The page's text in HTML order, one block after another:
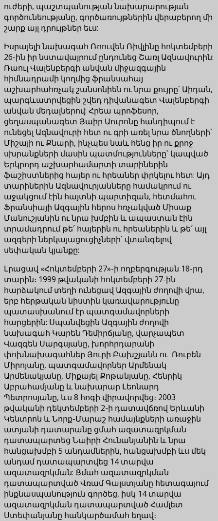
ուժերի, պաշտպանության նախարարության
գործունեությանը, գործառույթներին վերաբերող մի
շարք այլ դրույթներ եւս:
Իսրայելի նախագահ Ռոուվեն Ռիվլինը հոկտեմբերի
26-ին իր նստավայրում ընդունեց Շառլ Ազնավուրին:
Ռաուլ Վալենբերգի անվան միջազգային
հիմնադրամի կողմից ֆրանսահայ
աշխարհահռչակ շանսոնիեն ու նրա քույրը՝ Աիդան,
պարգևատրվեցին շվեդ դիվանագետ Վալենբերգի
անվան մեդալներով: Հրեա պրոֆեսոր,
ցեղասպանագետ Յաիր Աուրոնը հանդիպում է
ունեցել Ազնավուրի հետ ու գրի առել նրա ծնողների՝
Միշայի ու Քնարի, ինչպես նաև հենց իր ու քրոջ
սխրանքների մասին պատմությունները՝ կապված
Երկրորդ աշխարհամարտի տարիներին
ֆաշիստներից հայեր ու հրեաներ փրկելու հետ: Այդ
տարիներին Ազնավուրյանները համակրում ու
աջակցում էին հայտնի պարտիզան, հետմահու
Ֆրանսիայի Ազգային հերոս հռչակված Միսաք
Մանուշյանին ու նրա խմբին և ապաստան էին
տրամադրում թե՛ հայերին ու հրեաներին և թե՛ այլ
ազգերի ներկայացուցիչների՝ վտանգելով
սեփական կյանքը:
Լրացավ «Հոկտեմբերի 27»-ի ողբերգության 18-րդ
տարին։ 1999 թվականի հոկտեմբերի 27-ին
հարձակում տեղի ունեցավ Ազգային ժողովի վրա,
երբ հերթական նիստին կառավարությունը
պատասխանում էր պատգամավորների
հարցերին: Սպանվեցին Ազգային ժողովի
նախագահ Կարեն Դեմիրճյանը, վարչապետ
Վազգեն Սարգսյանը, խորհրդարանի
փոխնախագահներ Յուրի Բախշյանն ու Ռուբեն
Միրոյանը, պատգամավորներ Արմենակ
Արմենակյանը, Միքայել Քոթանյանը, Հենրիկ
Աբրահամյանը և նախարար Լեոնարդ
Պետրոսյանը, ևս 8 հոգի վիրավորվեց։ 2003
թվականի դեկտեմբերի 2-ի դատավճռով Երևանի
Կենտրոն և Նորք-Մարաշ համայնքների առաջին
ատյանի դատարանը ցմահ ազատազրկման
դատապարտեց Նաիրի Հունանյանին և նրա
հանցախմբի 5 անդամներին, հանցախմբի ևս մեկ
անդամ դատապարտվեց 14 տարվա
ազատազրկման: Ցմահ ազատազրկման
դատապարտված Վռամ Գալստյանը հետագայում
ինքնասպանություն գործեց, իսկ 14 տարվա
ազատազրկման դատապարտված Համլետ
Ստեփանյանը հանկարծամահ եղավ։